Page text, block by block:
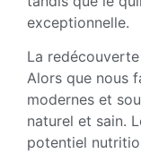
exceptionnelle.
La
Alors que nous
modernes et
naturel et sain.
potentiel